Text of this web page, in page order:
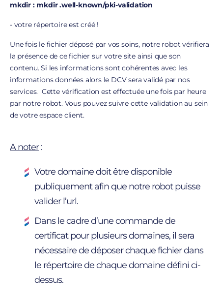
mkdir : mkdir .well-known/pki-validation
- votre répertoire est créé !
Une fois le fichier déposé par vos soins, notre robot vérifiera
la présence de ce fichier sur votre site ainsi que son
contenu. Si les informations sont cohérentes avec les
informations données alors le DCV sera validé par nos
services. Cette vérification est effectuée une fois par heure
par notre robot. Vous pouvez suivre cette validation au sein
de votre espace client.
A noter:
Votre domaine doit être disponible
publiquement afin que notre robot puisse
valider l’url.
Dans le cadre d’une commande de
certificat pour plusieurs domaines, il sera
nécessaire de déposer chaque fichier dans
le répertoire de chaque domaine défini ci-
dessus.